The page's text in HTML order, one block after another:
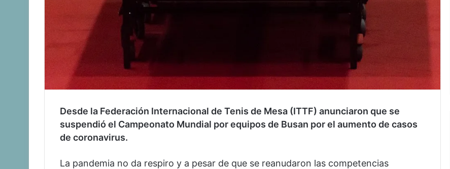
Desde la Federación Internacional de Tenis de Mesa (ITTF) anunciaron que se
suspendió el Campeonato Mundial por equipos de Busan por el aumento de casos
de coronavirus.
La pandemia no da respiro y a pesar de que se reanudaron las competencias